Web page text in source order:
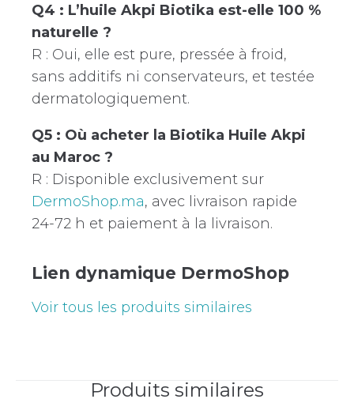
Q4 : L’huile Akpi Biotika est-elle 100 %
naturelle ?
R : Oui, elle est pure, pressée à froid,
sans additifs ni conservateurs, et testée
dermatologiquement.
Q5 : Où acheter la Biotika Huile Akpi
au Maroc ?
R : Disponible exclusivement sur
DermoShop.ma, avec livraison rapide
24-72 h et paiement à la livraison.
Lien dynamique DermoShop
Voir tous les produits similaires
Produits similaires